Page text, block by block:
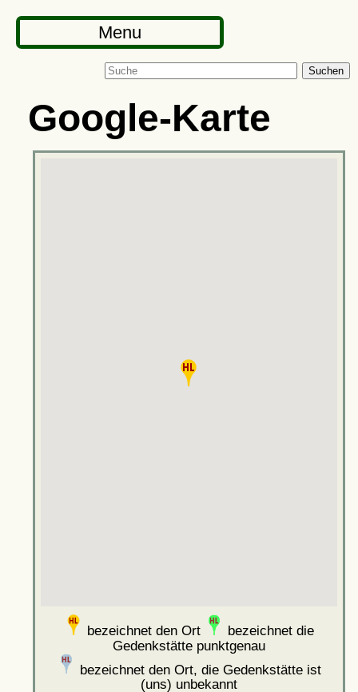
Menu
Suchen
Google-Karte
bezeichnet den Ort
bezeichnet die
Gedenkstätte punktgenau
bezeichnet den Ort, die Gedenkstätte ist
(uns) unbekannt